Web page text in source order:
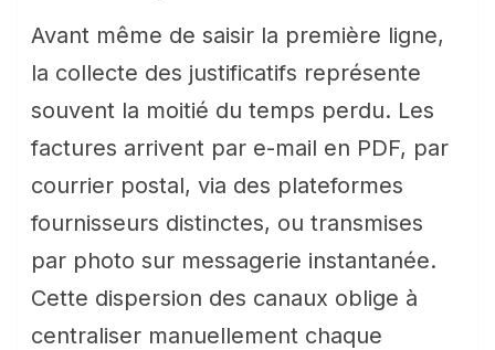
Avant même de saisir la première ligne,
la collecte des justificatifs représente
souvent la moitié du temps perdu. Les
factures arrivent par e-mail en PDF, par
courrier postal, via des plateformes
fournisseurs distinctes, ou transmises
par photo sur messagerie instantanée.
Cette dispersion des canaux oblige à
centraliser manuellement chaque